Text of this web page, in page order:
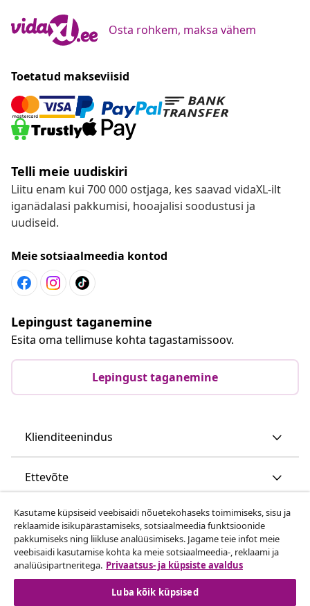
Osta rohkem, maksa vähem
Toetatud makseviisid
Telli meie uudiskiri
Liitu enam kui 700 000 ostjaga, kes saavad vidaXL-ilt
iganädalasi pakkumisi, hooajalisi soodustusi ja
uudiseid.
Meie sotsiaalmeedia kontod
Lepingust taganemine
Esita oma tellimuse kohta tagastamissoov.
Lepingust taganemine
Klienditeenindus
Ettevõte
vidaXL
Vaata rohkem
Kasutame küpsiseid veebisaidi nõuetekohaseks toimimiseks, sisu ja
reklaamide isikupärastamiseks, sotsiaalmeedia funktsioonide
pakkumiseks ning liikluse analüüsimiseks. Jagame teie infot meie
veebisaidi kasutamise kohta ka meie sotsiaalmeedia-, reklaami ja
analüüsipartneritega. Privaatsus- ja küpsiste avaldus
Luba kõik küpsised